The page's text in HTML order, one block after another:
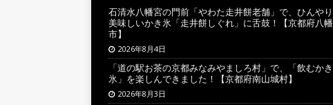
石清水八幡宮の門前「やわた走井餅老舗」で、ひんやり
美味しいかき氷「走井餅しぐれ」に舌鼓！【京都府八幡
市】
2026年8月4日
「道の駅お茶の京都みなみやましろ村」で、「飲むかき
氷」を楽しんできました！【京都府南山城村】
2026年8月3日